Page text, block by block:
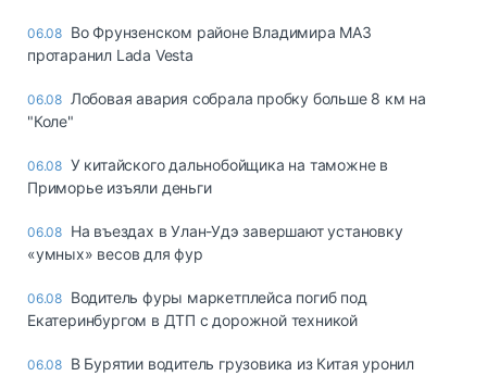
06.08 Во Фрунзенском районе Владимира МАЗ
протаранил Lada Vesta
06.08 Лобовая авария собрала пробку больше 8 км на
"Коле"
06.08 У китайского дальнобойщика на таможне в
Приморье изъяли деньги
06.08 Ha въeздax в Улaн-Удэ зaвepшaют ycтaнoвкy
«yмныx» вecoв для фyp
06.08 Водитель фуры маркетплейса погиб под
Екатеринбургом в ДТП с дорожной техникой
06.08 В Бурятии водитель грузовика из Китая уронил